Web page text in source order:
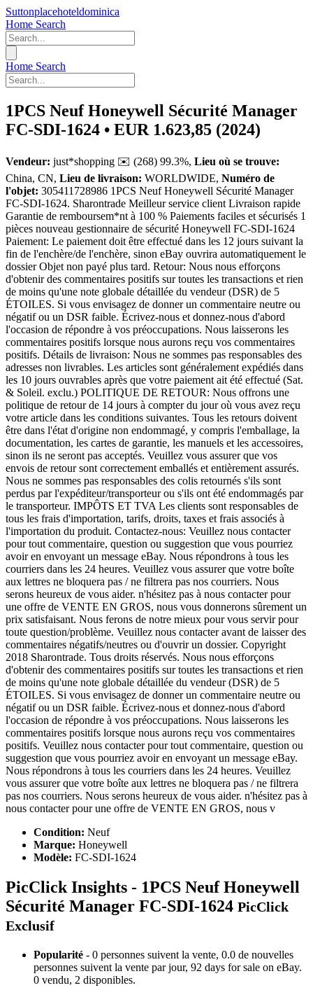
Suttonplacehoteldominica
Home Search
Home Search
1PCS Neuf Honeywell Sécurité Manager
FC-SDI-1624 • EUR 1.623,85 (2024)
Vendeur: just*shopping ✉️ (268) 99.3%, Lieu où se trouve:
China, CN, Lieu de livraison: WORLDWIDE, Numéro de
l'objet: 305411728986 1PCS Neuf Honeywell Sécurité Manager
FC-SDI-1624. Sharontrade Meilleur service client Livraison rapide
Garantie de remboursem*nt à 100 % Paiements faciles et sécurisés 1
pièces nouveau gestionnaire de sécurité Honeywell FC-SDI-1624
Paiement: Le paiement doit être effectué dans les 12 jours suivant la
fin de l'enchère/de l'enchère, sinon eBay ouvrira automatiquement le
dossier Objet non payé plus tard. Retour: Nous nous efforçons
d'obtenir des commentaires positifs sur toutes les transactions et rien
de moins qu'une note globale détaillée du vendeur (DSR) de 5
ÉTOILES. Si vous envisagez de donner un commentaire neutre ou
négatif ou un DSR faible. Écrivez-nous et donnez-nous d'abord
l'occasion de répondre à vos préoccupations. Nous laisserons les
commentaires positifs lorsque nous aurons reçu vos commentaires
positifs. Détails de livraison: Nous ne sommes pas responsables des
adresses non livrables. Les articles sont généralement expédiés dans
les 10 jours ouvrables après que votre paiement ait été effectué (Sat.
& Soleil. exclu.) POLITIQUE DE RETOUR: Nous offrons une
politique de retour de 14 jours à compter du jour où vous avez reçu
votre article dans les conditions suivantes. Tous les retours doivent
être dans l'état d'origine non endommagé, y compris l'emballage, la
documentation, les cartes de garantie, les manuels et les accessoires,
sinon ils ne seront pas acceptés. Veuillez vous assurer que vos
envois de retour sont correctement emballés et entièrement assurés.
Nous ne sommes pas responsables des colis retournés s'ils sont
perdus par l'expéditeur/transporteur ou s'ils ont été endommagés par
le transporteur. IMPÔTS ET TVA Les clients sont responsables de
tous les frais d'importation, tarifs, droits, taxes et frais associés à
l'importation du produit. Contactez-nous: Veuillez nous contacter
pour tout commentaire, question ou suggestion que vous pourriez
avoir en envoyant un message eBay. Nous répondrons à tous les
courriers dans les 24 heures. Veuillez vous assurer que votre boîte
aux lettres ne bloquera pas / ne filtrera pas nos courriers. Nous
serons heureux de vous aider. n'hésitez pas à nous contacter pour
une offre de VENTE EN GROS, nous vous donnerons sûrement un
prix satisfaisant. Nous ferons de notre mieux pour vous servir pour
toute question/problème. Veuillez nous contacter avant de laisser des
commentaires négatifs/neutres ou d'ouvrir un dossier. Copyright
2018 Sharontrade. Tous droits réservés. Nous nous efforçons
d'obtenir des commentaires positifs sur toutes les transactions et rien
de moins qu'une note globale détaillée du vendeur (DSR) de 5
ÉTOILES. Si vous envisagez de donner un commentaire neutre ou
négatif ou un DSR faible. Écrivez-nous et donnez-nous d'abord
l'occasion de répondre à vos préoccupations. Nous laisserons les
commentaires positifs lorsque nous aurons reçu vos commentaires
positifs. Veuillez nous contacter pour tout commentaire, question ou
suggestion que vous pourriez avoir en envoyant un message eBay.
Nous répondrons à tous les courriers dans les 24 heures. Veuillez
vous assurer que votre boîte aux lettres ne bloquera pas / ne filtrera
pas nos courriers. Nous serons heureux de vous aider. n'hésitez pas à
nous contacter pour une offre de VENTE EN GROS, nous v
Condition: Neuf
Marque: Honeywell
Modèle: FC-SDI-1624
PicClick Insights - 1PCS Neuf Honeywell
Sécurité Manager FC-SDI-1624 PicClick
Exclusif
Popularité - 0 personnes suivent la vente, 0.0 de nouvelles
personnes suivent la vente par jour, 92 days for sale on eBay.
0 vendu, 2 disponibles.